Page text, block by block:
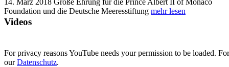
14. März 2018 Große Ehrung für die Prince Albert II of Monaco
Foundation und die Deutsche Meeresstiftung mehr lesen
Videos
For privacy reasons YouTube needs your permission to be loaded.
ourDatenschutz.